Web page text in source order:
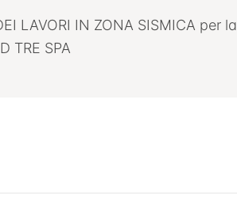
LAVORI IN ZONA SISMICA per la
TRE SPA